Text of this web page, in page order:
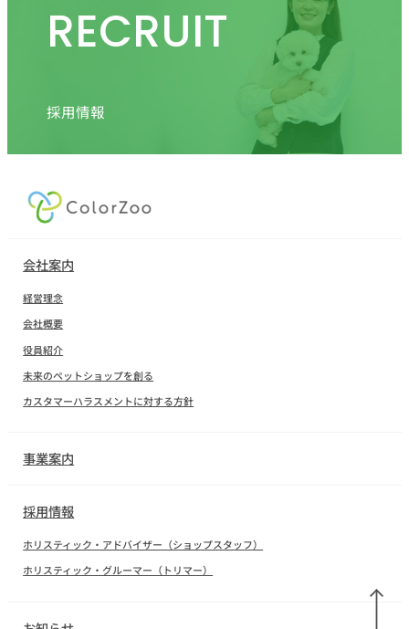
RECRUIT
採用情報
会社案内
経営理念
会社概要
役員紹介
未来のペットショップを創る
カスタマーハラスメントに対する方針
事業案内
採用情報
ホリスティック・アドバイザー（ショップスタッフ）
ホリスティック・グルーマー（トリマー）